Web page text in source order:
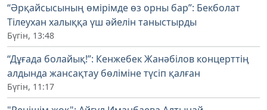
“Әрқайсысының өмірімде өз орны бар”: Бекболат
Тілеухан халыққа үш әйелін таныстырды
Бүгін, 13:48
“Дұғада болайық!”: Кенжебек Жанәбілов концерттің
алдында жансақтау бөліміне түсіп қалған
Бүгін, 11:17